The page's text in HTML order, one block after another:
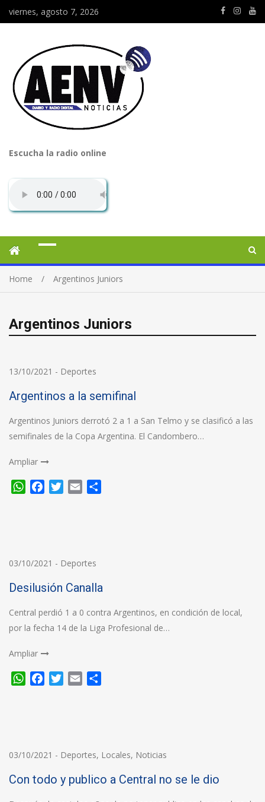
viernes, agosto 7, 2026
Escucha la radio online
Home Argentinos Juniors
Argentinos Juniors
13/10/2021 - Deportes
Argentinos a la semifinal
Argentinos Juniors derrotó 2 a 1 a San Telmo y se clasificó a las
semifinales de la Copa Argentina. El Candombero…
Ampliar
WhatsApp
FacebookTwitter
Email
03/10/2021 - Deportes
Desilusión Canalla
Central perdió 1 a 0 contra Argentinos, en condición de local,
por la fecha 14 de la Liga Profesional de…
Ampliar
WhatsApp
FacebookTwitter
Email
03/10/2021 - Deportes, Locales, Noticias
Con todo y publico a Central no se le dio